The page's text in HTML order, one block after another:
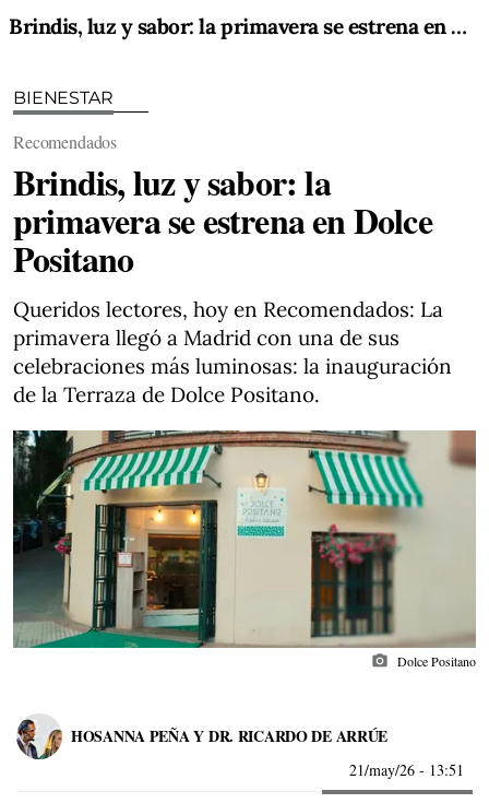
Brindis, luz y sabor: la primavera se estrena en Dolce Positano
BIENESTAR
Recomendados
Brindis, luz y sabor: la
primavera se estrena en Dolce
Positano
Queridos lectores, hoy en Recomendados: La
primavera llegó a Madrid con una de sus
celebraciones más luminosas: la inauguración
de la Terraza de Dolce Positano.
photo_camera Dolce Positano
HOSANNA PEÑA Y DR. RICARDO DE ARRÚE
21/may/26 - 13:51